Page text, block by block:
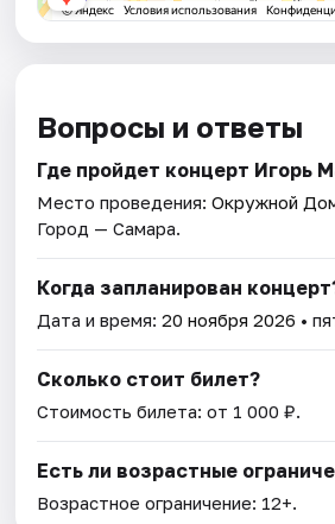
Вопросы и ответы
Где пройдет концерт Игорь
Место проведения:Окружной
Город — Самара.
Когда запланирован
Дата и время:20 ноября 2026 •
Сколько стоит билет?
Стоимость билета: от 1 000 ₽.
Есть ли возрастные
Возрастное ограничение: 12+.